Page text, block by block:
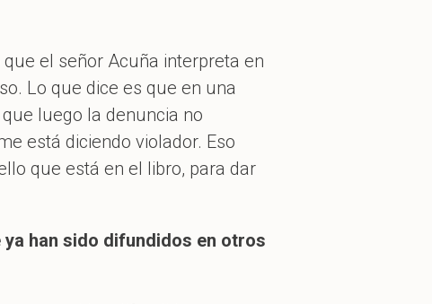
el señor Acuña interpreta en
Lo que dice es que en una
luego la denuncia no
está diciendo violador. Eso
que está en el libro, para dar
han sido difundidos en otros